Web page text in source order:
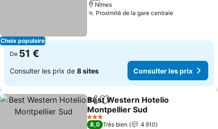
Choix populaire
Nîmes
Proximité de la gare centraleConsulter
De 51 €
Consulter les prix de 8 sites Consulter les prix
PartagerAjouter à mes favoris
Best Western Hotelio
Montpellier Sud
Consulter les prix
3 Étoiles
8,0 Très bien
4 910